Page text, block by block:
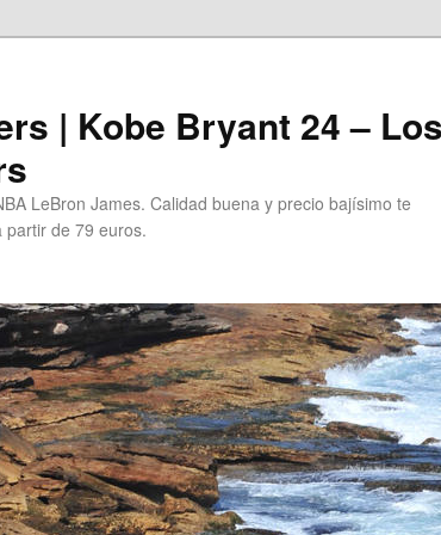
| Kobe Bryant 24 – Los
LeBron James. Calidad buena y precio bajísimo te
de 79 euros.